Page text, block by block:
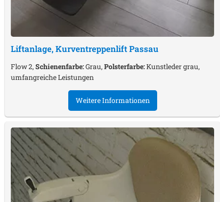
Liftanlage, KurventreppenliftPassau
Flow 2,Schienenfarbe:Grau,Polsterfarbe:Kunstleder grau,
umfangreiche Leistungen
Weitere Informationen